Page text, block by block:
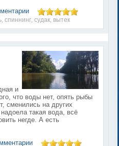
,спиннинг ,судак вытек
и
что воды нет, опять рыбы
сменились на других
такая вода, всё
негде. А есть